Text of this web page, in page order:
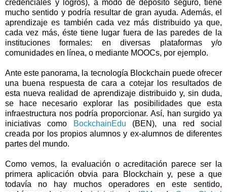
credenciales y logros), a modo de depósito seguro, tiene
mucho sentido y podría resultar de gran ayuda. Además, el
aprendizaje es también cada vez más distribuido ya que,
cada vez más, éste tiene lugar fuera de las paredes de la
instituciones formales: en diversas plataformas y/o
comunidades en línea, o mediante MOOCs, por ejemplo.
Ante este panorama, la tecnología Blockchain puede ofrecer
una buena respuesta de cara a cotejar los resultados de
esta nueva realidad de aprendizaje distribuido y, sin duda,
se hace necesario explorar las posibilidades que esta
infraestructura nos podría proporcionar. Así, han surgido ya
iniciativas como
BockchainEdu (BEN), una red social
creada por los propios alumnos y ex-alumnos de diferentes
partes del mundo.
Como vemos, la evaluación o acreditación parece ser la
primera aplicación obvia para Blockchain y, pese a que
todavía no hay muchos operadores en este sentido,